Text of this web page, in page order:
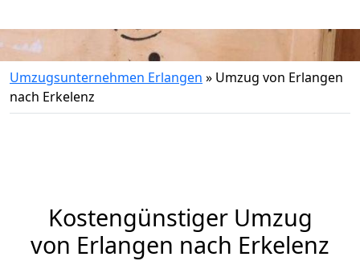
Umzugsunternehmen Erlangen » Umzug von Erlangen
nach Erkelenz
Kostengünstiger Umzug
von Erlangen nach Erkelenz